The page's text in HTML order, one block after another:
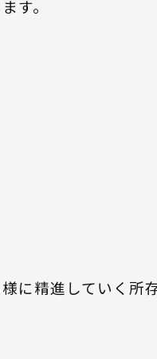
す。
に精進していく所